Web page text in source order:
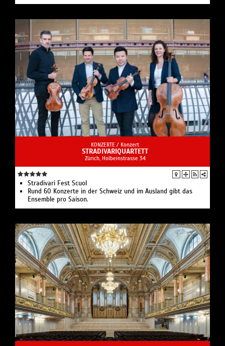
KONZERTE / Konzert
STRADIVARIQUARTETT
Zürich, Holbeinstrasse 34
Stradivari Fest Scuol
Rund 60 Konzerte in der Schweiz und im Ausland gibt das
Ensemble pro Saison.